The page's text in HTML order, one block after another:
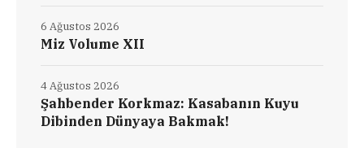
Miz Volume XII
6 Ağustos 2026
Şahbender Korkmaz: Kasabanın Kuyu
Dibinden Dünyaya Bakmak!
4 Ağustos 2026